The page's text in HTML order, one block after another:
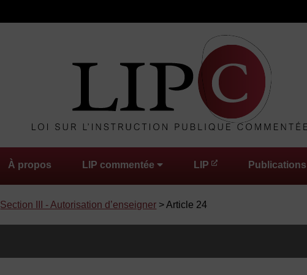
À propos LIP commentée LIP Publications
Section III - Autorisation d’enseigner > Article 24